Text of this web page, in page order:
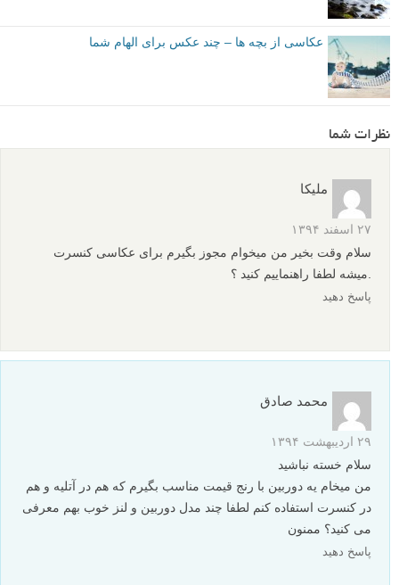
عکاسی از بچه ها – چند عکس برای الهام شما
نظرات شما
ملیکا
۲۷ اسفند ۱۳۹۴
سلام وقت بخیر من میخوام مجوز بگیرم برای عکاسی کنسرت
.میشه لطفا راهنماییم کنید ؟
پاسخ دهید
محمد صادق
۲۹ اردیبهشت ۱۳۹۴
سلام خسته نباشید
من میخام یه دوربین با رنج قیمت مناسب بگیرم که هم در آتلیه و هم
در کنسرت استفاده کنم لطفا چند مدل دوربین و لنز خوب بهم معرفی
می کنید؟ ممنون
پاسخ دهید